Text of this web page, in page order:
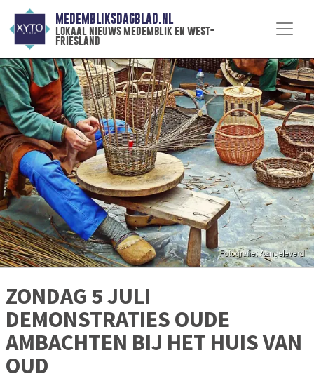
MEDEMBLIKSDAGBLAD.NL
lokaal nieuws medemblik en west-
friesland
ZONDAG 5 JULI
DEMONSTRATIES OUDE
AMBACHTEN BIJ HET HUIS VAN
OUD